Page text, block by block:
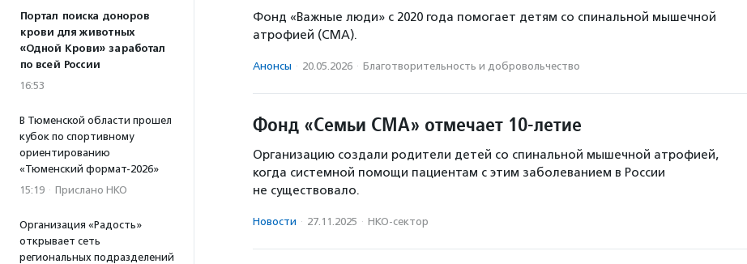
Портал поиска доноров
крови для животных
«Одной Крови» заработал
по всей России
16:53
В Тюменской области прошел
кубок по спортивному
ориентированию
«Тюменский формат-2026»
15:19 · Прислано НКО
Организация «Радость»
открывает сеть
региональных подразделений
Фонд «Важные люди» с 2020 года помогает детям со спинальной мышечной
атрофией (СМА).
Анонсы · 20.05.2026 · Благотвори­тель­ность и доброволь­чест­во
Фонд «Семьи СМА» отмечает 10-летие
Организацию создали родители детей со спинальной мышечной атрофией,
когда системной помощи пациентам с этим заболеванием в России
не существовало.
Новости · 27.11.2025 · НКО-сектор